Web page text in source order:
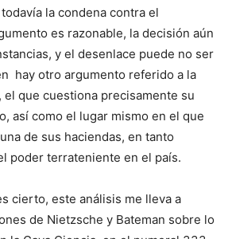
la condena contra el
es razonable, la decisión aún
y el desenlace puede no ser
hay otro argumento referido a la
que cuestiona precisamente su
así como el lugar mismo en el que
de sus haciendas, en tanto
poder terrateniente en el país.
cierto, este análisis me lleva a
de Nietzsche y Bateman sobre lo